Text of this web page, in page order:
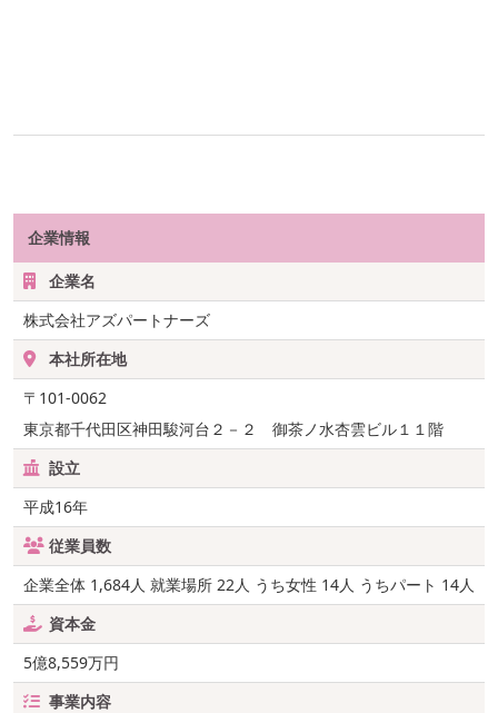
企業情報
企業名
株式会社アズパートナーズ
本社所在地
〒101-0062
東京都千代田区神田駿河台２－２ 御茶ノ水杏雲ビル１１階
設立
平成16年
従業員数
企業全体 1,684人 就業場所 22人 うち女性 14人 うちパート 14人
資本金
5億8,559万円
事業内容